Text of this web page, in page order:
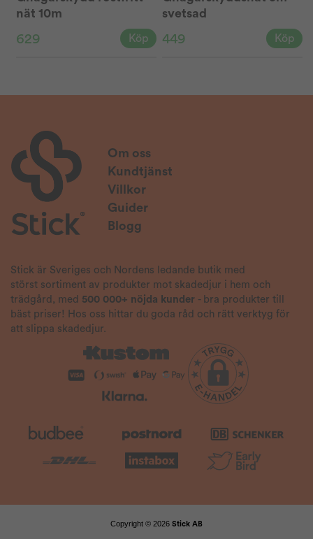
nät 10m
629 Köp
svetsad
449 Köp
Om oss
Kundtjänst
Villkor
Guider
Blogg
Stick är Sveriges och Nordens ledande butik med
störst sortiment av produkter mot skadedjur i hem och
trädgård, med 500 000+ nöjda kunder - bra produkter till
bäst priser! Hos oss hittar du goda råd och rätt verktyg för
att slippa skadedjur.
Copyright © 2026 Stick AB